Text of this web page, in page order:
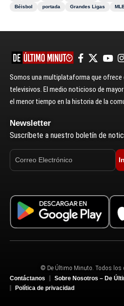
Béisbol
portada Grandes Ligas
Somos una multiplataforma que
televisivos. El medio noticioso de
el menor tiempo en la historia de la
Newsletter
Suscríbete a nuestro boletín de
© De Último Minuto. Todos los
Contáctanos
Sobre Nosotros – De
Política de privacidad